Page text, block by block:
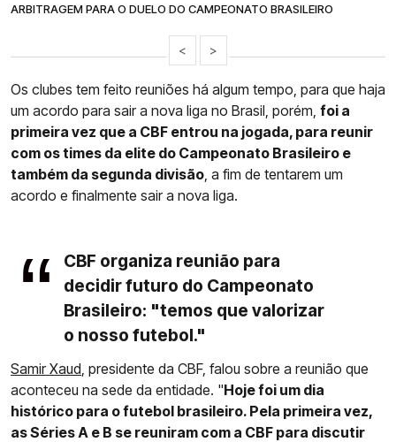
ARBITRAGEM PARA O DUELO DO CAMPEONATO BRASILEIRO
< >
Os clubes tem feito reuniões há algum tempo, para que haja
um acordo para sair a nova liga no Brasil, porém, foi a
primeira vez que a CBF entrou na jogada, para reunir
com os times da elite do Campeonato Brasileiro e
também da segunda divisão , a fim de tentarem um
acordo e finalmente sair a nova liga.
CBF organiza reunião para
decidir futuro do Campeonato
Brasileiro: "temos que valorizar
o nosso futebol."
Samir Xaud , presidente da CBF, falou sobre a reunião que
aconteceu na sede da entidade. "Hoje foi um dia
histórico para o futebol brasileiro. Pela primeira vez,
as Séries A e B se reuniram com a CBF para discutir